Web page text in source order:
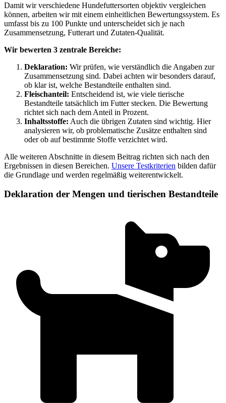
Damit wir verschiedene Hundefuttersorten objektiv vergleichen
können, arbeiten wir mit einem einheitlichen Bewertungssystem. Es
umfasst bis zu 100 Punkte und unterscheidet sich je nach
Zusammensetzung, Futterart und Zutaten-Qualität.
Wir bewerten 3 zentrale Bereiche:
Deklaration: Wir prüfen, wie verständlich die Angaben zur
Zusammensetzung sind. Dabei achten wir besonders darauf,
ob klar ist, welche Bestandteile enthalten sind.
Fleischanteil: Entscheidend ist, wie viele tierische
Bestandteile tatsächlich im Futter stecken. Die Bewertung
richtet sich nach dem Anteil in Prozent.
Inhaltsstoffe: Auch die übrigen Zutaten sind wichtig. Hier
analysieren wir, ob problematische Zusätze enthalten sind
oder ob auf bestimmte Stoffe verzichtet wird.
Alle weiteren Abschnitte in diesem Beitrag richten sich nach den
Ergebnissen in diesen Bereichen. Unsere Testkriterien bilden dafür
die Grundlage und werden regelmäßig weiterentwickelt.
Deklaration der Mengen und tierischen Bestandteile